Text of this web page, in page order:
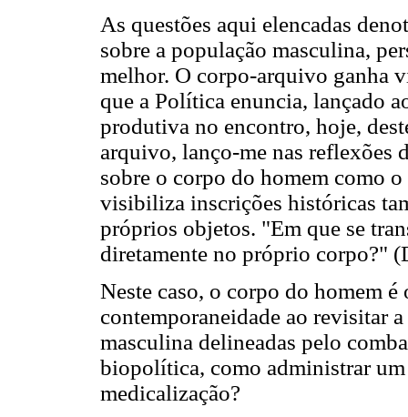
As questões aqui elencadas
sobre a população masculina,
melhor. O corpo-arquivo ganha
que a Política enuncia, lançado
produtiva no encontro, hoje,
arquivo, lanço-me nas reflexões
sobre o corpo do homem como
visibiliza inscrições históricas
próprios objetos. "Em que se
diretamente no próprio corpo?"
Neste caso, o corpo do homem
contemporaneidade ao revisitar
masculina delineadas pelo
biopolítica, como administrar
medicalização?